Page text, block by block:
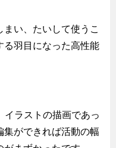
い、たいして使うこ
る羽目になった高性能
イラストの描画であっ
集ができれば活動の幅